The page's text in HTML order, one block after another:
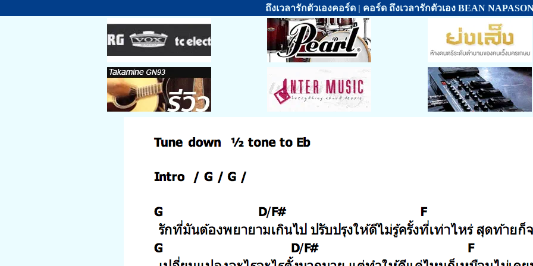
ถึงเวลารักตัวเองคอร์ด | คอร์ด ถึงเวลารักตัวเอง BEAN